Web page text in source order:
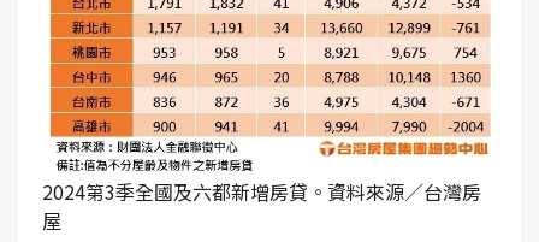
2024第3季全國及六都新增房貸。資料來源／台灣房
屋